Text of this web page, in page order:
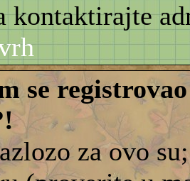
kontaktirajte
se
za ovo